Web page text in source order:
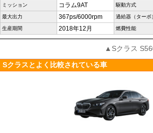
ミッション コラム9AT 駆動方式
最大出力 367ps/6000rpm 過給器（ターボ
生産期間 2018年12月 燃費性能
▲Sクラス
Sクラスとよく比較されている車